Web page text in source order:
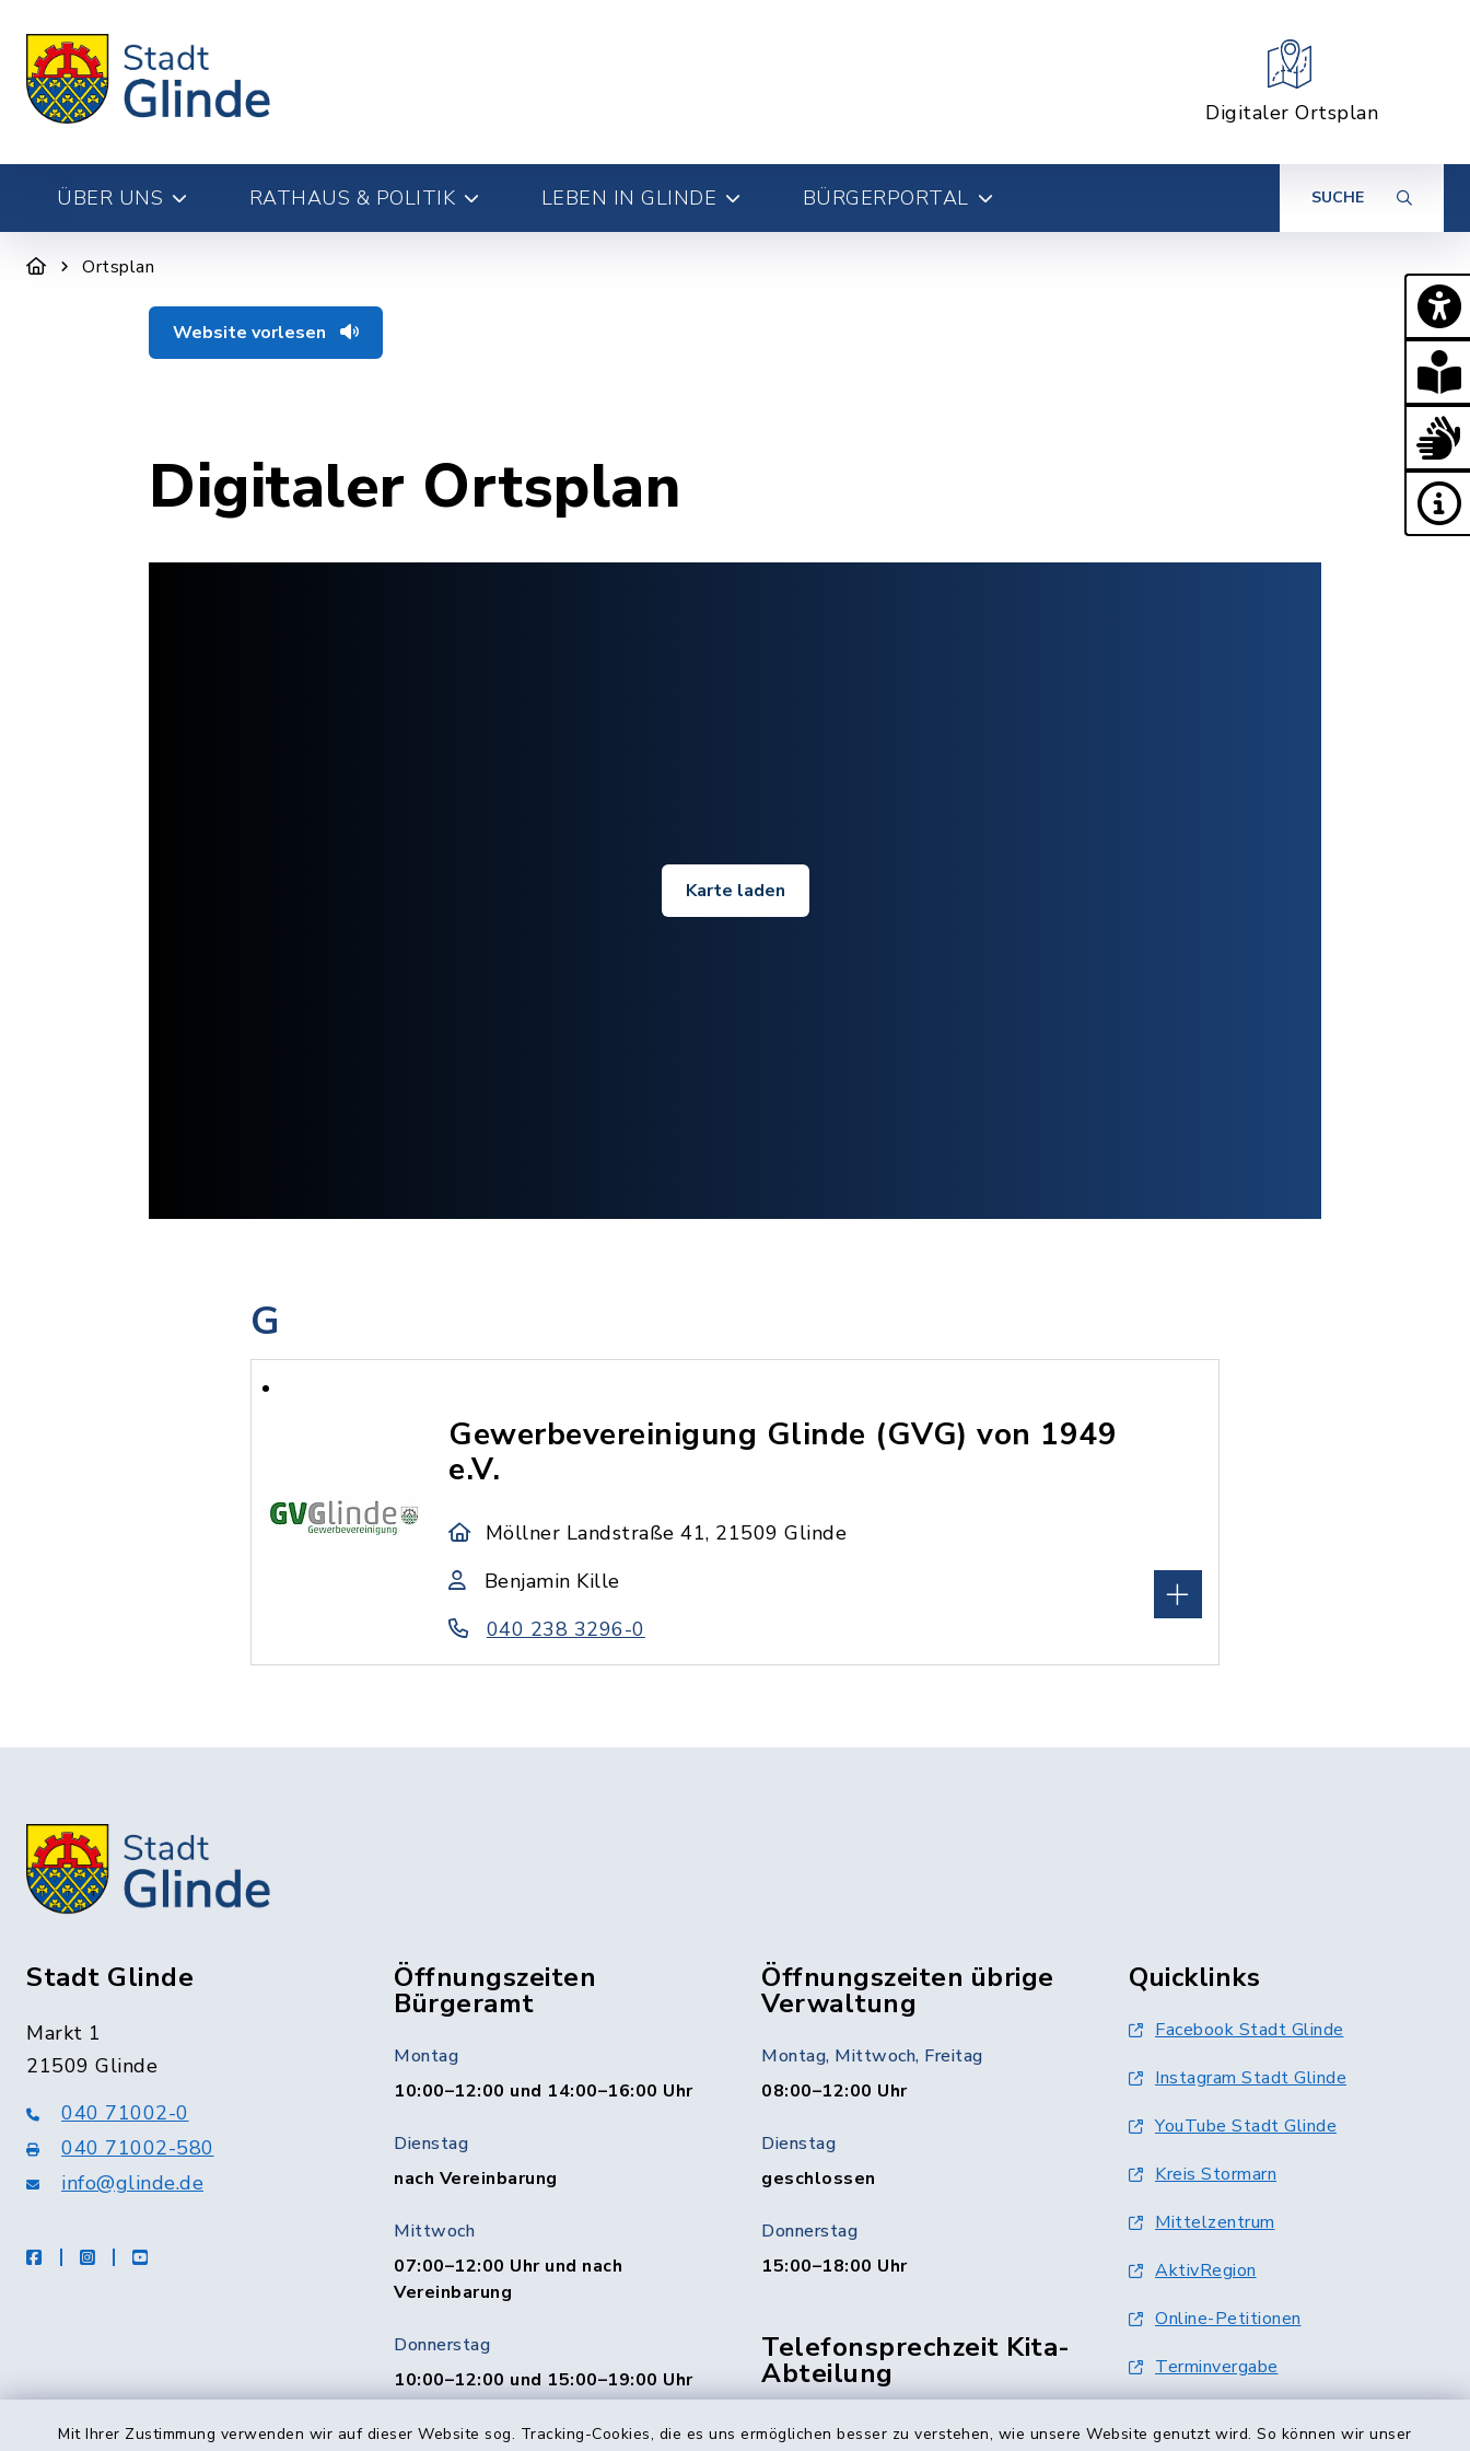
Mit Ihrer Zustimmung verwenden wir auf dieser Website sog. Tracking-Cookies, die es uns ermöglichen besser zu verstehen, wie unsere Website genutzt wird. So können wir unser
Digitaler Ortsplan
ÜBER UNS RATHAUS & POLITIK LEBEN IN GLINDE BÜRGERPORTAL SUCHE
Ortsplan
Website vorlesen
Digitaler Ortsplan
Karte laden
G
Gewerbevereinigung Glinde (GVG) von 1949
e.V.
Möllner Landstraße 41, 21509 Glinde
Benjamin Kille
040 238 3296-0
Stadt Glinde
Markt 1
21509 Glinde
040 71002-0
040 71002-580
info@glinde.de
facebookinstagramYoutube
Öffnungszeiten
Bürgeramt
Montag
10:00–12:00 und 14:00–16:00 Uhr
Dienstag
nach Vereinbarung
Mittwoch
07:00–12:00 Uhr und nach
Vereinbarung
Donnerstag
10:00–12:00 und 15:00–19:00 Uhr
Freitag
Öffnungszeiten übrige
Verwaltung
Montag, Mittwoch, Freitag
08:00–12:00 Uhr
Dienstag
geschlossen
Donnerstag
15:00–18:00 Uhr
Telefonsprechzeit Kita-
Abteilung
Mittwoch: 10:00–12:00 Uhr
Quicklinks
Facebook Stadt Glinde
Instagram Stadt Glinde
YouTube Stadt Glinde
Kreis Stormarn
Mittelzentrum
AktivRegion
Online-Petitionen
Terminvergabe